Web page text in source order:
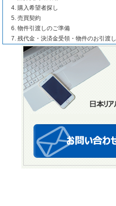
購入希望者探し
売買契約
物件引渡しのご準備
残代金・決済金受領・物件のお引渡し